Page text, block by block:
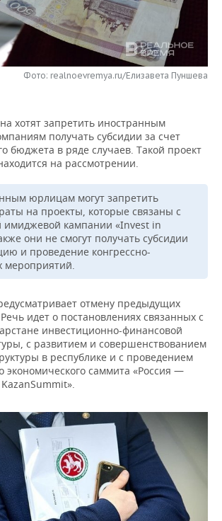
СПОРТА
Фото: realnoevremya.ru/Елизавета Пуншева
хотят запретить иностранным
получать субсидии за счет
бюджета в ряде случаев. Такой проект
на рассмотрении.
юрлицам могут запретить
на проекты, которые связаны с
имиджевой кампании «Invest in
они не смогут получать субсидии
и проведение конгрессно-
мероприятий.
отмену предыдущих
идет о постановлениях связанных с
инвестиционно-финансовой
с развитием и совершенствованием
в республике и с проведением
экономического саммита «Россия —